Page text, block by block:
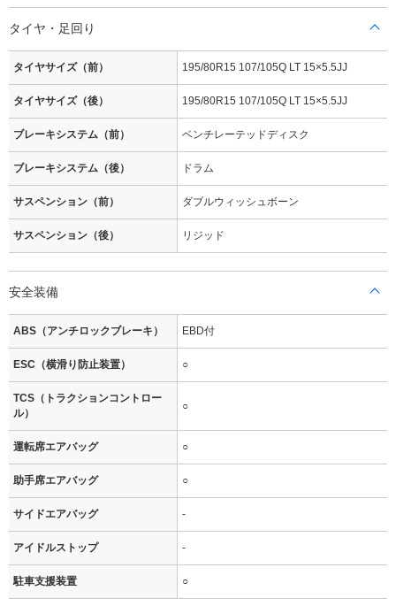
タイヤ・足回り
タイヤサイズ（前） 195/80R15 107/105Q LT 15×5.5JJ
タイヤサイズ（後） 195/80R15 107/105Q LT 15×5.5JJ
ブレーキシステム（前） ベンチレーテッドディスク
ブレーキシステム（後） ドラム
サスペンション（前） ダブルウィッシュボーン
サスペンション（後） リジッド
安全装備
ABS（アンチロックブレーキ） EBD付
ESC（横滑り防止装置） ○
TCS（トラクションコントロー
ル）
○
運転席エアバッグ ○
助手席エアバッグ ○
サイドエアバッグ -
アイドルストップ -
駐車支援装置 ○